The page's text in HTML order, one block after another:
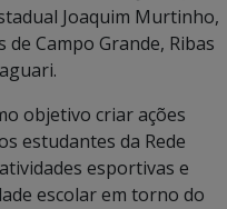
Joaquim Murtinho,
Campo Grande, Ribas
objetivo criar ações
estudantes da Rede
esportivas e
escolar em torno do